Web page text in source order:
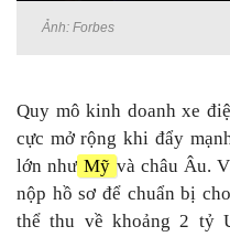
Ảnh: Forbes
Quy mô kinh doanh xe
cực mở rộng khi đẩy
lớn như Mỹ và châu Âu.
nộp hồ sơ để chuẩn bị
thể thu về khoảng 2 tỷ